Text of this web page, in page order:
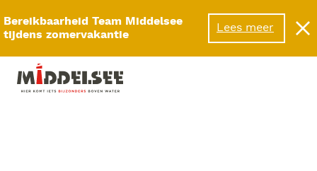
Bereikbaarheid Team Middelsee
tijdens zomervakantie
Lees meer
Menu